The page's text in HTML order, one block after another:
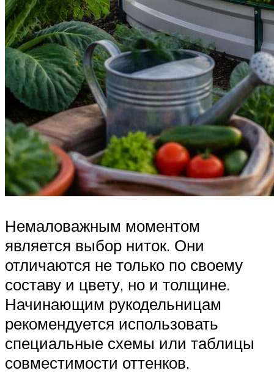
Немаловажным моментом
является выбор ниток. Они
отличаются не только по своему
составу и цвету, но и толщине.
Начинающим рукодельницам
рекомендуется использовать
специальные схемы или таблицы
совместимости оттенков.